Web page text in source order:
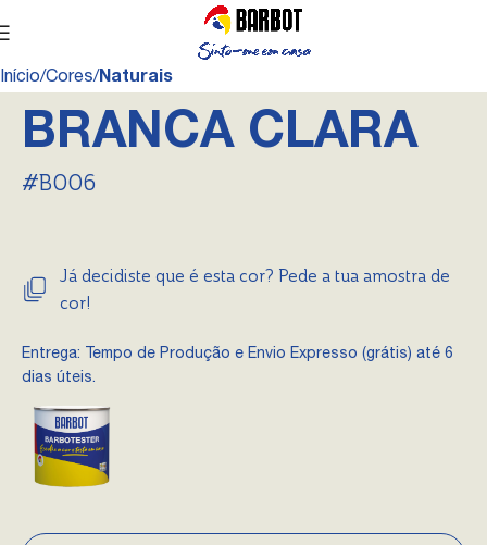
Início Cores Naturais
BRANCA CLARA
#B006
Já decidiste que é esta cor? Pede a tua amostra de
cor!
Entrega: Tempo de Produção e Envio Expresso (grátis) até 6
dias úteis.